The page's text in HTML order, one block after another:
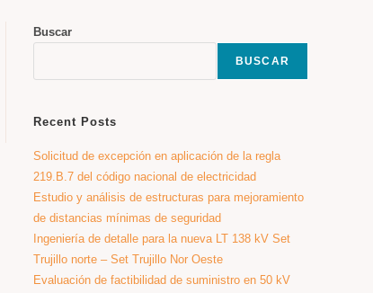
Buscar
BUSCAR
Recent Posts
Solicitud de excepción en aplicación de la regla
219.B.7 del código nacional de electricidad
Estudio y análisis de estructuras para mejoramiento
de distancias mínimas de seguridad
Ingeniería de detalle para la nueva LT 138 kV Set
Trujillo norte – Set Trujillo Nor Oeste
Evaluación de factibilidad de suministro en 50 kV